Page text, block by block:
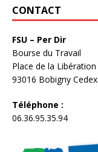
CONTACT
FSU – Per Dir
Bourse du Travail
Place de la Libération
93016 Bobigny Cedex
Téléphone :
06.36.95.35.94